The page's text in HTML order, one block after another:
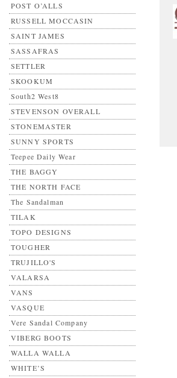
POST O’ALLS
RUSSELL MOCCASIN
SAINT JAMES
SASSAFRAS
SETTLER
SKOOKUM
South2 West8
STEVENSON OVERALL
STONEMASTER
SUNNY SPORTS
Teepee Daily Wear
THE BAGGY
THE NORTH FACE
The Sandalman
TILAK
TOPO DESIGNS
TOUGHER
TRUJILLO'S
VALARSA
VANS
VASQUE
Vere Sandal Company
VIBERG BOOTS
WALLA WALLA
WHITE’S